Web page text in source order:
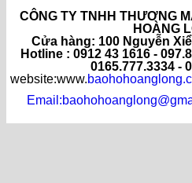
CÔNG TY TNHH THƯƠNG
HOÀNG
Cửa hàng: 100 Nguyễn
Hotline : 0912 43 1616 -
0165.777.3334 -
website:www.